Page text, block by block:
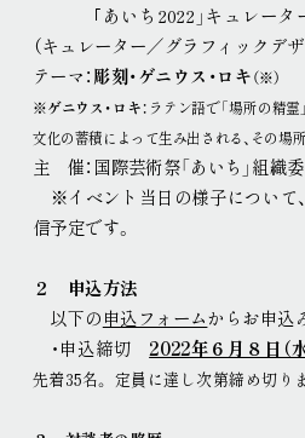
｢あいち2022」キュレーター
（キュレーター／グラフィックデザ
テーマ：彫刻・ゲニウス・ロキ（※）
※ゲニウス・ロキ：ラテン語で「場所の精霊
文化の蓄積によって生み出される、その場
主 催：国際芸術祭「あいち」組織
※イベント当日の様子について
信予定です。
２ 申込方法
以下の申込フォームからお申込
・申込締切 2022年６月８日（
先着35名。 定員に達し次第締め切り